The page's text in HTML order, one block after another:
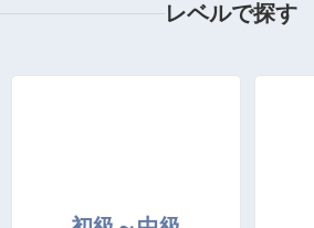
レベルで探す